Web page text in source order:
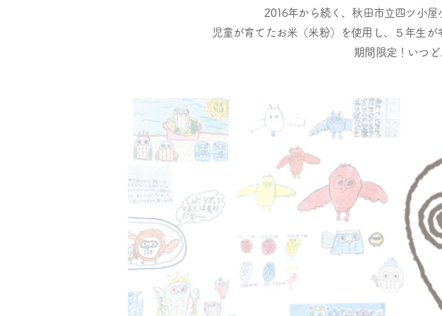
2016年から続く、秋田市立四ツ小屋
児童が育てたお米（米粉）を使用し、５年生
期間限定！いつ